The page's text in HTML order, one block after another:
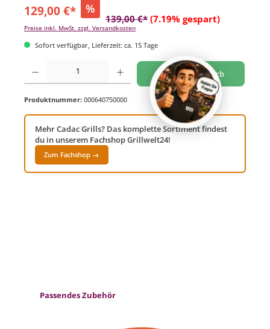
129,00 €* %
139,00 €* (7.19% gespart)
Preise inkl. MwSt. zzgl. Versandkosten
Sofort verfügbar, Lieferzeit: ca. 15 Tage
Produkt Anzahl: Gib den gewünschten Wert ein oder benutze die Schaltflächen um
In den Warenkorb
Produktnummer: 000640750000
Mehr Cadac Grills? Das komplette Sortiment findest
du in unserem Fachshop Grillwelt24!
Zum Fachshop →
Produktgalerie überspringen
Passendes Zubehör